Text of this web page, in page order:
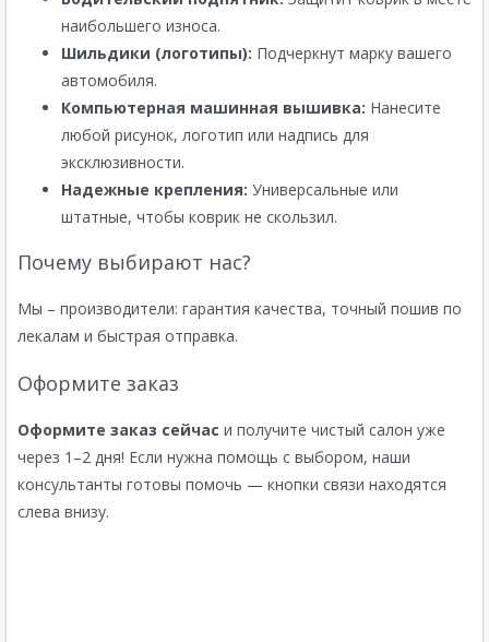
наибольшего износа.
Шильдики (логотипы): Подчеркнут марку вашего
автомобиля.
Компьютерная машинная вышивка: Нанесите
любой рисунок, логотип или надпись для
эксклюзивности.
Надежные крепления: Универсальные или
штатные, чтобы коврик не скользил.
Почему выбирают нас?
Мы – производители: гарантия качества, точный пошив по
лекалам и быстрая отправка.
Оформите заказ
Оформите заказ сейчас и получите чистый салон уже
через 1–2 дня! Если нужна помощь с выбором, наши
консультанты готовы помочь — кнопки связи находятся
слева внизу.